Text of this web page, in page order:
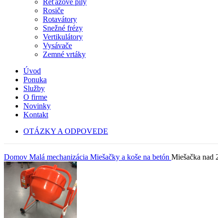
Reťazové píly
Rosiče
Rotavátory
Snežné frézy
Vertikulátory
Vysávače
Zemné vrtáky
Úvod
Ponuka
Služby
O firme
Novinky
Kontakt
OTÁZKY A ODPOVEDE
Domov Malá mechanizácia Miešačky a koše na betón Miešačka nad